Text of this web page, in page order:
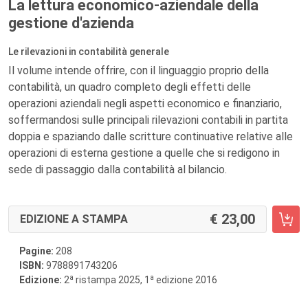
La lettura economico-aziendale della
gestione d'azienda
Le rilevazioni in contabilità generale
Il volume intende offrire, con il linguaggio proprio della
contabilità, un quadro completo degli effetti delle
operazioni aziendali negli aspetti economico e finanziario,
soffermandosi sulle principali rilevazioni contabili in partita
doppia e spaziando dalle scritture continuative relative alle
operazioni di esterna gestione a quelle che si redigono in
sede di passaggio dalla contabilità al bilancio.
EDIZIONE A STAMPA 23,00
Pagine: 208
ISBN: 9788891743206
Edizione: 2a ristampa 2025, 1 a edizione 2016